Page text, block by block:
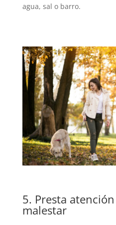
agua, sal o barro.
5. Presta
malestar